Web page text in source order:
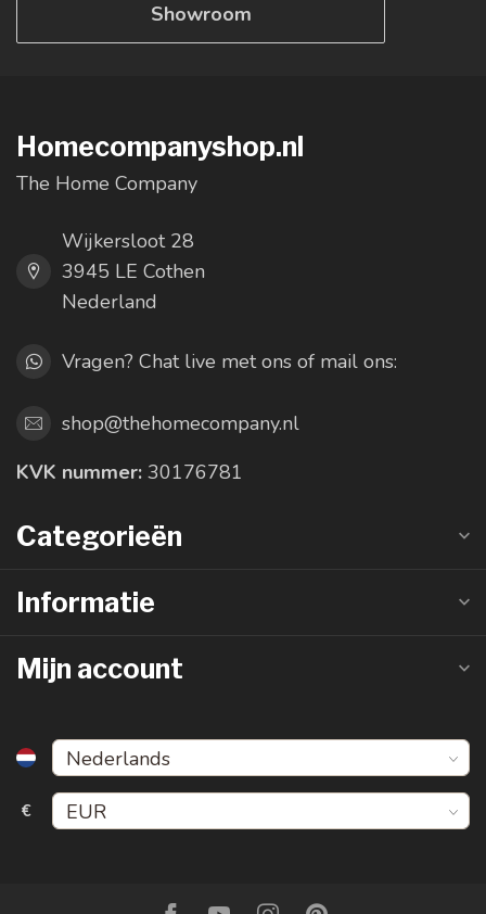
Showroom
Homecompanyshop.nl
The Home Company
Wijkersloot 28
3945 LE Cothen
Nederland
Vragen? Chat live met ons of mail ons:
shop@thehomecompany.nl
KVK nummer: 30176781
Categorieën
Informatie
Mijn account
€